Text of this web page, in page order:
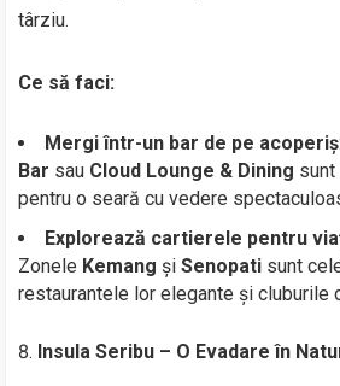
târziu.
Ce să faci:
Mergi într-un bar de pe acoperiș
Bar sau Cloud Lounge & Dining
pentru o seară cu vedere
Explorează cartierele pentru
Zonele Kemang șiSenopati sunt
restaurantele lor elegante și cluburile
Insula Seribu – O Evadare în